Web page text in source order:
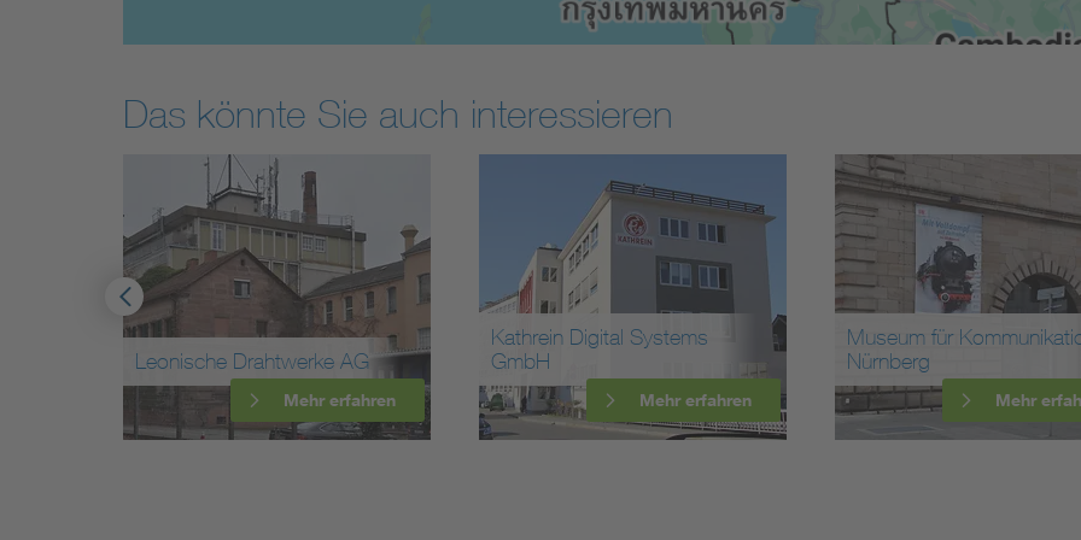
Das könnte Sie auch interessieren
Leonische Drahtwerke AG
Mehr erfahren
Kathrein Digital Systems
GmbH
Mehr erfahren
Museum für
Nürnberg
Mehr